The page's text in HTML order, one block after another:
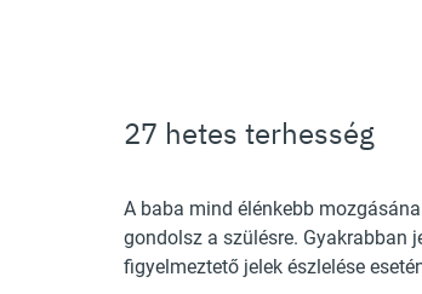
27 hetes terhesség
A baba mind élénkebb
gondolsz a szülésre. Gyakrabban
figyelmeztető jelek észlelése